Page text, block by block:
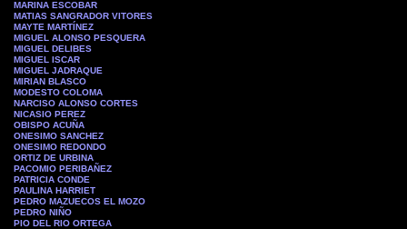
MARINA ESCOBAR
MATIAS SANGRADOR VITORES
MAYTE MARTÍNEZ
MIGUEL ALONSO PESQUERA
MIGUEL DELIBES
MIGUEL ISCAR
MIGUEL JADRAQUE
MIRIAN BLASCO
MODESTO COLOMA
NARCISO ALONSO CORTES
NICASIO PEREZ
OBISPO ACUÑA
ONESIMO SANCHEZ
ONESIMO REDONDO
ORTIZ DE URBINA
PACOMIO PERIBAÑEZ
PATRICIA CONDE
PAULINA HARRIET
PEDRO MAZUECOS EL MOZO
PEDRO NIÑO
PIO DEL RIO ORTEGA